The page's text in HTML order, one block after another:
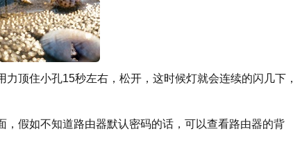
顶住小孔15秒左右，松开，这时候灯就会连续的闪几下，
假如不知道路由器默认密码的话，可以查看路由器的背